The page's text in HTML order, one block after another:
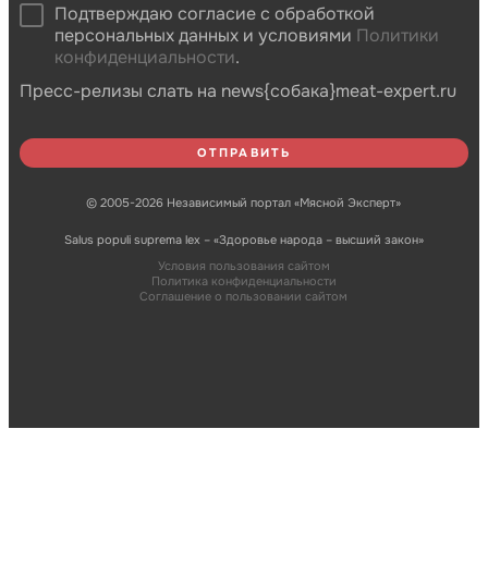
Подтверждаю согласие с обработкой
персональных данных и условиями Политики
конфиденциальности.
Пресс-релизы слать на news{собака}meat-expert.ru
© 2005-2026 Независимый портал «Мясной Эксперт»
Salus populi suprema lex – «Здоровье народа – высший закон»
Условия пользования сайтом
Политика конфиденциальности
Соглашение о пользовании сайтом